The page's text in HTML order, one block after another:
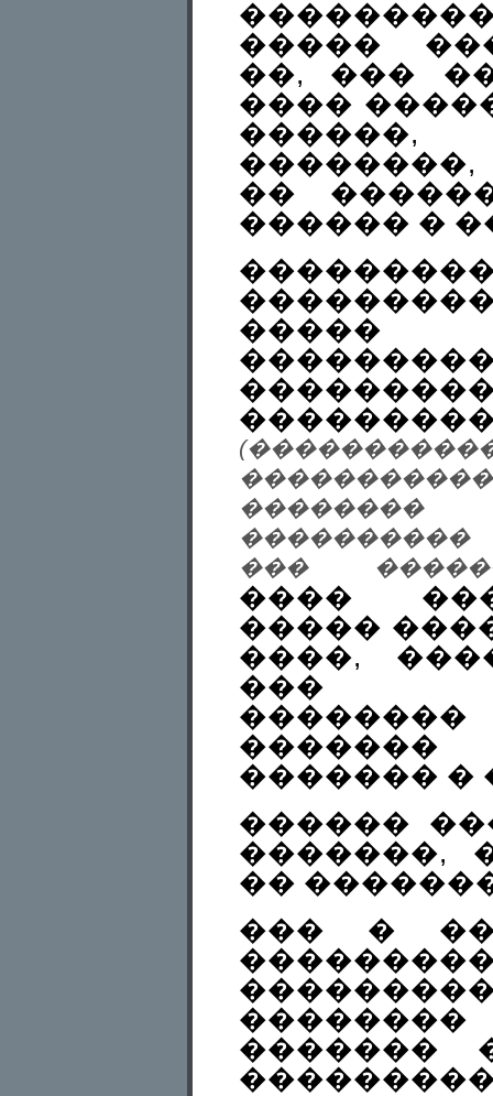
�����
��, ���
����
������,
��
������ �
�����
���
����
�����
����,
���
������� �
������
�������,
��
��� �
�������